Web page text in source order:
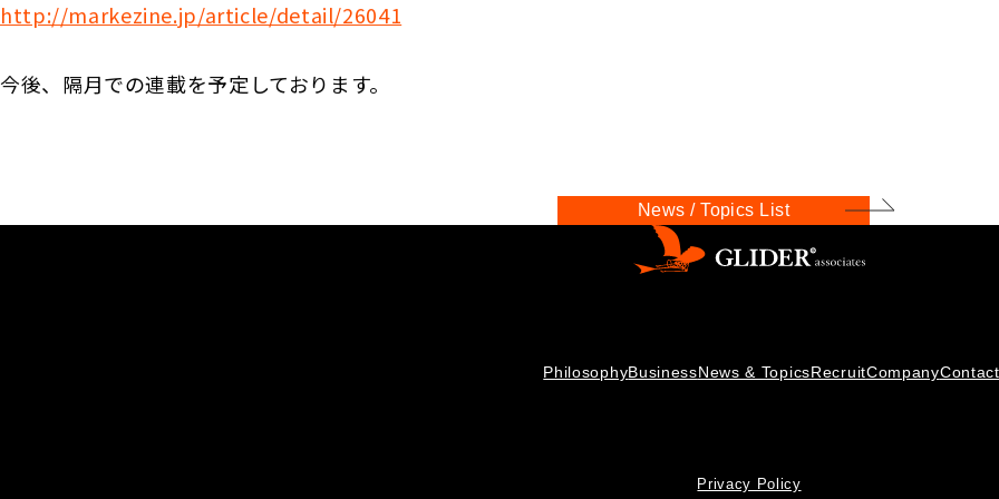
http://markezine.jp/article/detail/26041
今後、隔月での連載を予定しております。
News / Topics List
PhilosophyBusinessNews & TopicsRecruitCompanyContact
Privacy Policy